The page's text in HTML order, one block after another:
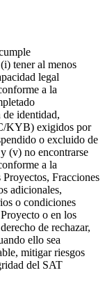
tener al menos
legal
a la
de identidad,
KYB) exigidos por
o excluido de
(v) no encontrarse
a la
Fracciones
adicionales,
o condiciones
o en los
de rechazar,
ello sea
mitigar riesgos
del SAT